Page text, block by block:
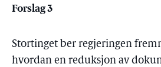
Forslag 3
Stortinget ber regjeringen
hvordan en reduksjon av